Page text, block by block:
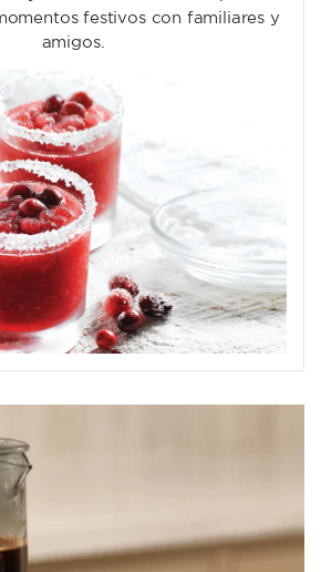
festivos con familiares y
amigos.